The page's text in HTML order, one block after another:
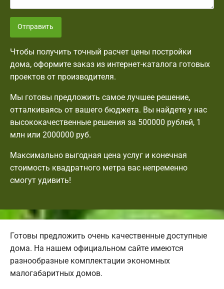
Отправить
Чтобы получить точный расчет цены постройки
дома, оформите заказ из интернет-каталога готовых
проектов от производителя.
Мы готовы предложить самое лучшее решение,
отталкиваясь от вашего бюджета. Вы найдете у нас
высококачественные решения за 500000 рублей, 1
млн или 2000000 руб.
Максимально выгодная цена услуг и конечная
стоимость квадратного метра вас непременно
смогут удивить!
Готовы предложить очень качественные доступные
дома. На нашем официальном сайте имеются
разнообразные комплектации экономных
малогабаритных домов.